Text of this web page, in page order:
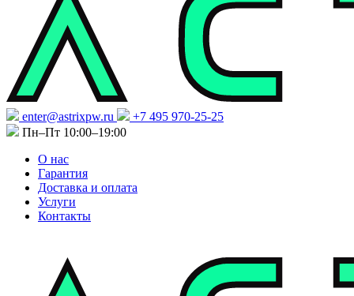
enter@astrixpw.ru
+7 495 970-25-25
Пн–Пт 10:00–19:00
О нас
Гарантия
Доставка и оплата
Услуги
Контакты